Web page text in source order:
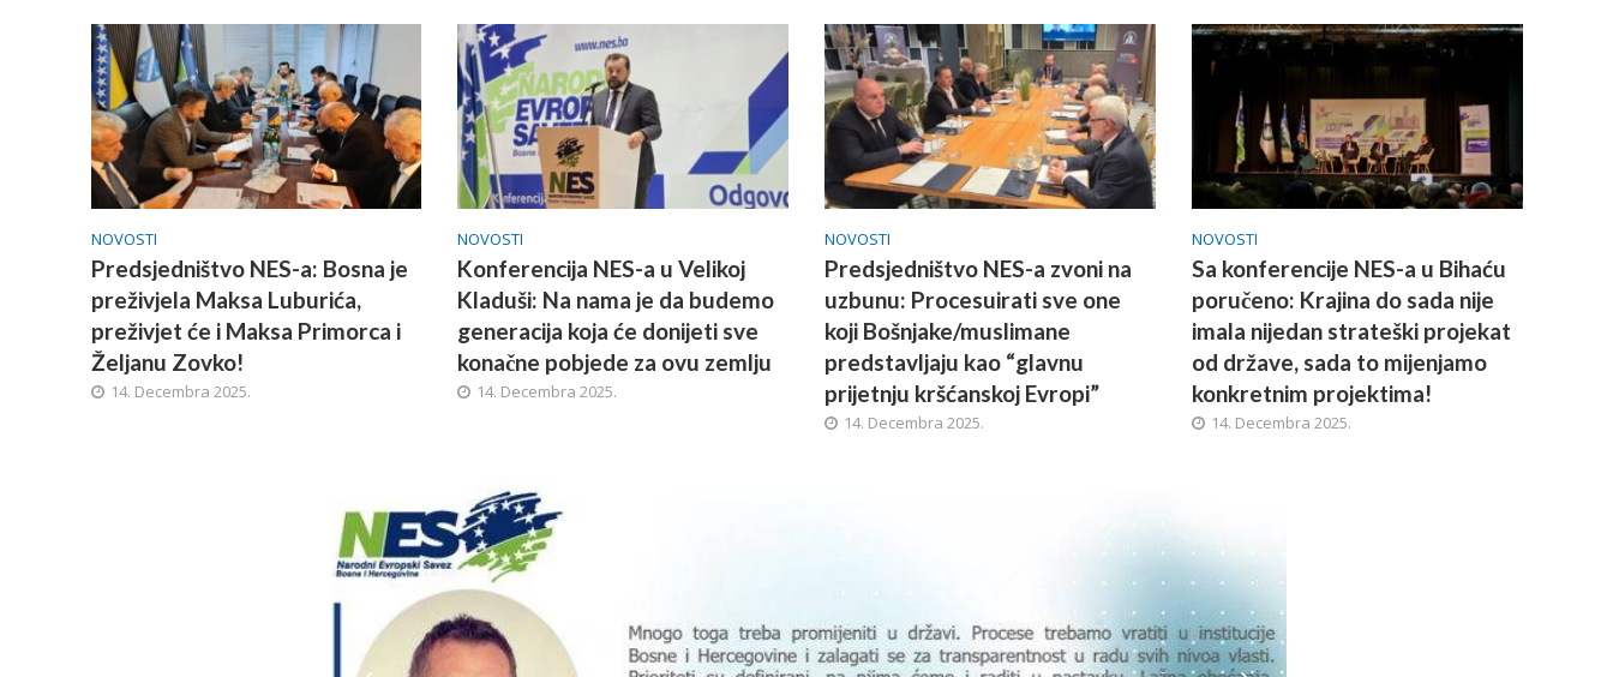
NOVOSTI
Predsjedništvo NES-a: Bosna je
preživjela Maksa Luburića,
preživjet će i Maksa Primorca i
Željanu Zovko!
14. Decembra 2025.
NOVOSTI
Konferencija NES-a u Velikoj
Kladuši: Na nama je da budemo
generacija koja će donijeti sve
konačne pobjede za ovu zemlju
14. Decembra 2025.
NOVOSTI
Predsjedništvo NES-a zvoni na
uzbunu: Procesuirati sve one
koji Bošnjake/muslimane
predstavljaju kao “glavnu
prijetnju kršćanskoj Evropi”
14. Decembra 2025.
NOVOSTI
Sa konferencije NES-a u Bihaću
poručeno: Krajina do sada nije
imala nijedan strateški projekat
od države, sada to mijenjamo
konkretnim projektima!
14. Decembra 2025.